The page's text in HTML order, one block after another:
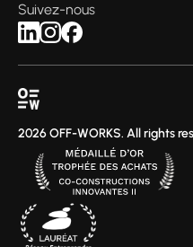
Suivez-nous
2026 OFF-WORKS. All rights